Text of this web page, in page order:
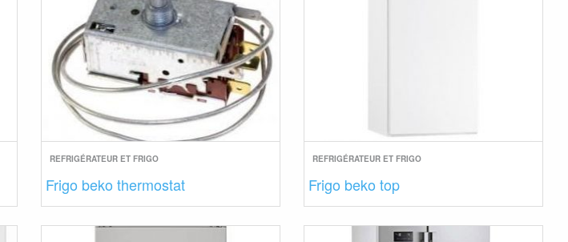
REFRIGÉRATEUR ET FRIGO
Frigo beko thermostat
REFRIGÉRATEUR ET FRIGO
Frigo beko top